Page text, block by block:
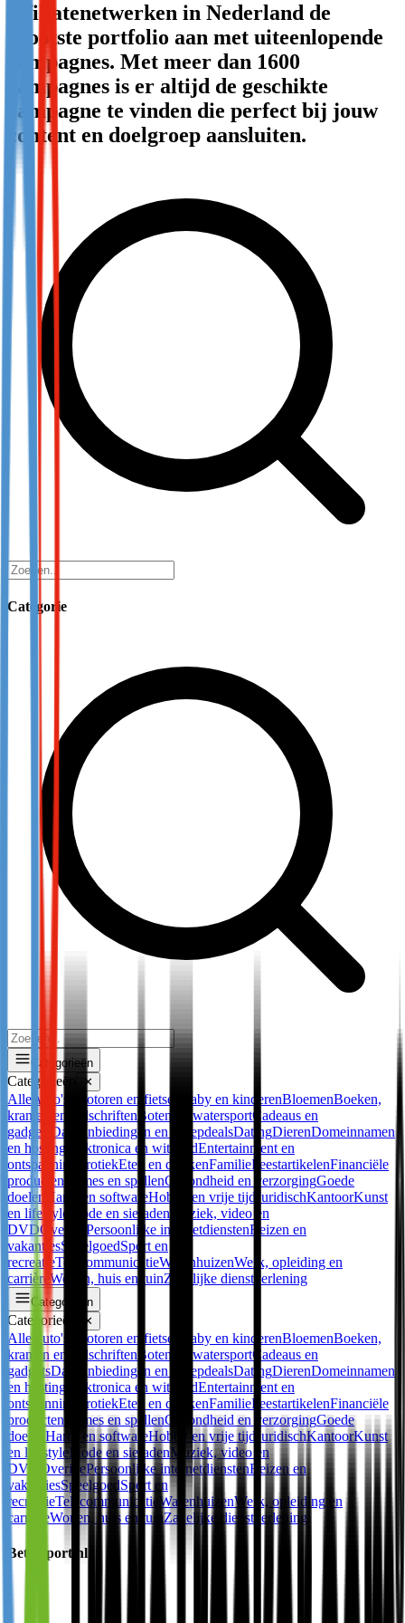
Not already our Publisher?
affiliatenetwerken in Nederland de
grootste portfolio aan met uiteenlopende
campagnes. Met meer dan 1600
campagnes is er altijd de geschikte
campagne te vinden die perfect bij jouw
content en doelgroep aansluiten.
Categorie
Categorieën
Categorieën ✕
Alle Auto's, motoren en fietsen Baby en kinderenBloemenBoeken,
kranten en tijdschriften Boten en watersportCadeaus en
gadgets
Dagaanbiedingen en groepdealsDatingDierenDomeinnamen
en hosting
Elektronica en witgoedEntertainment en
ontspanning
ErotiekEten en drinkenFamilieFeestartikelenFinanciële
producten Games en spellenGezondheid en verzorgingGoede
doelen
Hard- en softwareHobby en vrije tijd JuridischKantoorKunst
en lifestyle
Mode en sieraden Muziek, video en
DVDOverige Persoonlijke internetdienstenReizen en
vakantiesSpeelgoedSport en
recreatieTelecommunicatieWarenhuizenWerk, opleiding en
carrière Wonen, huis en tuinZakelijke dienstverlening
Categorieën
Categorieën ✕
Alle Auto's, motoren en fietsen Baby en kinderenBloemenBoeken,
kranten en tijdschriften Boten en watersportCadeaus en
gadgetsDagaanbiedingen en groepdealsDatingDierenDomeinnamen
en hosting
Elektronica en witgoedEntertainment en
ontspanning
ErotiekEten en drinkenFamilieFeestartikelenFinanciële
producten Games en spellenGezondheid en verzorgingGoede
doelen Hard- en softwareHobby en vrije tijd JuridischKantoorKunst
en lifestyleMode en sieradenMuziek, video en
DVD
OverigePersoonlijke internetdienstenReizen en
vakantiesSpeelgoedSport en
recreatieTelecommunicatie WarenhuizenWerk, opleiding en
carrièreWonen, huis en tuinZakelijke dienstverlening
Betersport.nl